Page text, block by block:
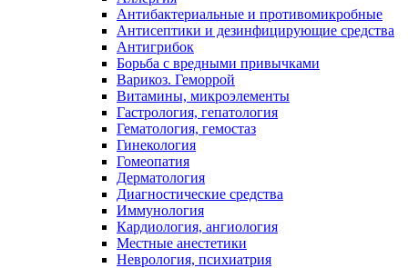
Антибактериальные и противомикробные
Антисептики и дезинфицирующие средства
Антигрибок
Борьба с вредными привычками
Варикоз. Геморрой
Витамины, микроэлементы
Гастрология, гепатология
Гематология, гемостаз
Гинекология
Гомеопатия
Дерматология
Диагностические средства
Иммунология
Кардиология, ангиология
Местные анестетики
Неврология, психиатрия